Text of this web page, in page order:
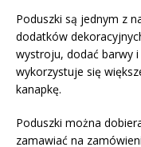
Poduszki są jednym z
dodatków
wystroju, dodać barwy
wykorzystuje się
kanapkę.
Poduszki można
zamawiać na